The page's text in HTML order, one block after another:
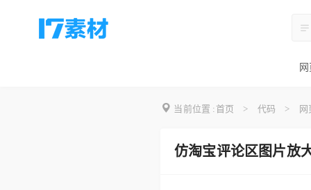
当前位置 :首页 > 代码 > 网
仿淘宝评论区图片放